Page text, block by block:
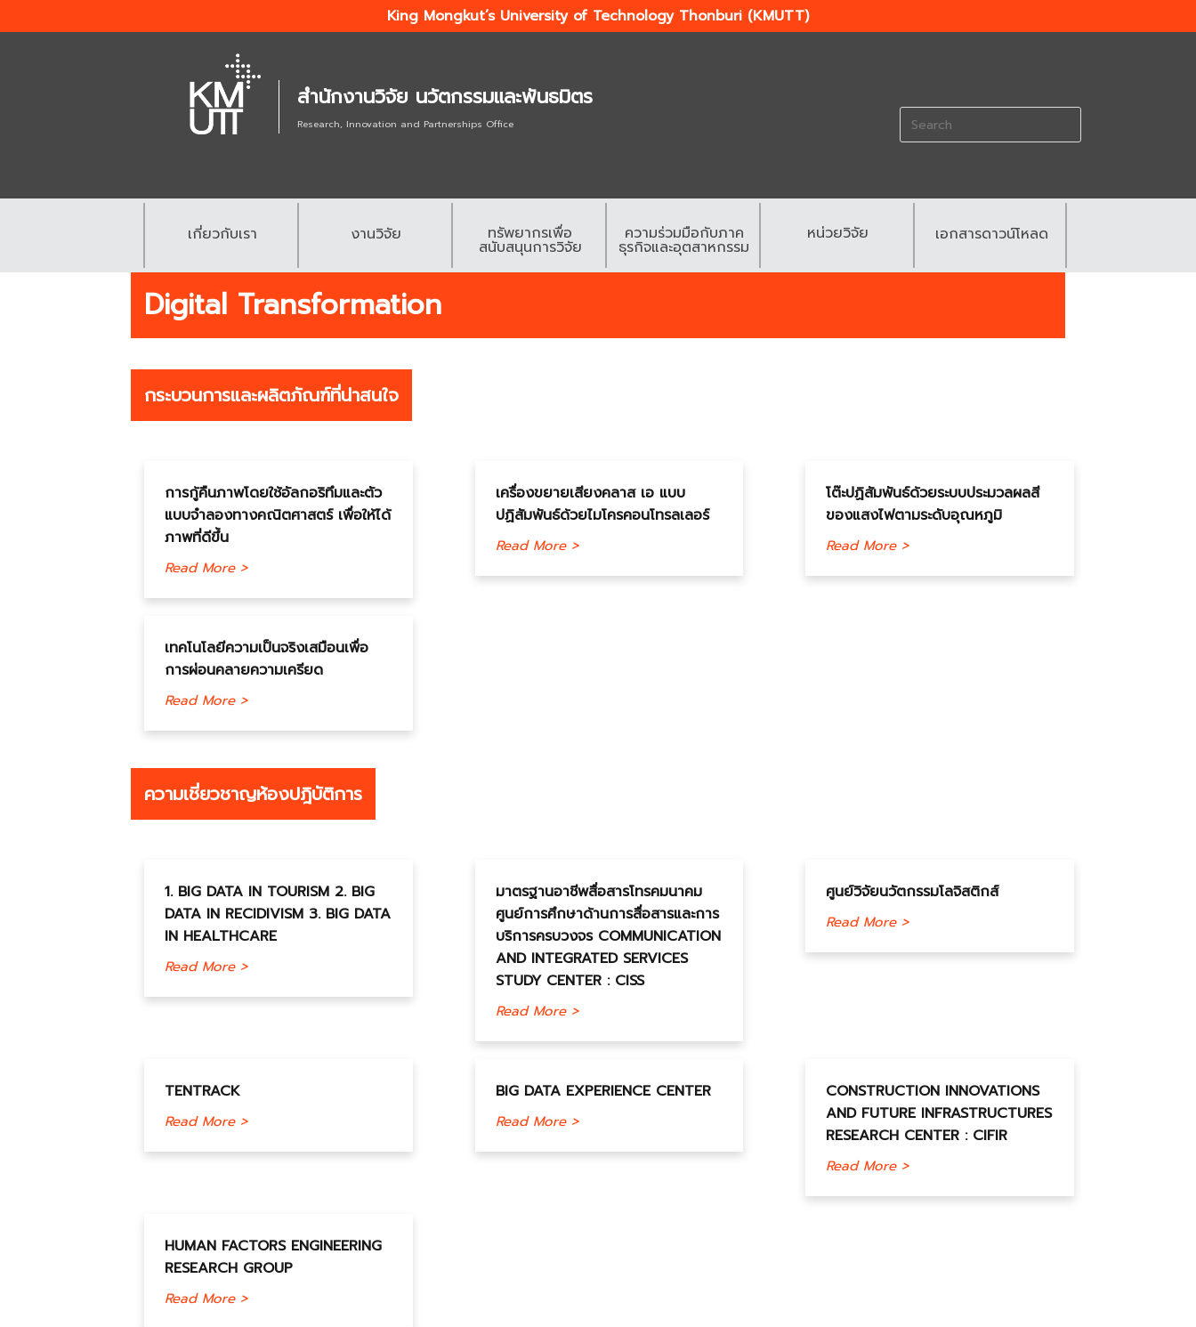
King Mongkut’s University of Technology Thonburi (KMUTT)
สำนักงานวิจัย นวัตกรรมและพันธมิตร
Research, Innovation and Partnerships Office
Search
for:
เกี่ยวกับเรา
งานวิจัย
ทรัพยากรเพื่อ
สนับสนุนการวิจัย
ความร่วมมือกับภาค
ธุรกิจและอุตสาหกรรม
หน่วยวิจัย เอกสารดาวน์โหลด
Digital Transformation
กระบวนการและผลิตภัณฑ์ที่น่าสนใจ
การกู้คืนภาพโดยใช้อัลกอริทึมและตัว
แบบจำลองทางคณิตศาสตร์ เพื่อให้ได้
ภาพที่ดีขึ้น
Read More >
เครื่องขยายเสียงคลาส เอ แบบ
ปฏิสัมพันธ์ด้วยไมโครคอนโทรลเลอร์
Read More >
โต๊ะปฏิสัมพันธ์ด้วยระบบประมวลผลสี
ของแสงไฟตามระดับอุณหภูมิ
Read More >
เทคโนโลยีความเป็นจริงเสมือนเพื่อ
การผ่อนคลายความเครียด
Read More >
ความเชี่ยวชาญห้องปฎิบัติการ
1. BIG DATA IN TOURISM 2. BIG
DATA IN RECIDIVISM 3. BIG DATA
IN HEALTHCARE
Read More >
มาตรฐานอาชีพสื่อสารโทรคมนาคม
ศูนย์การศึกษาด้านการสื่อสารและการ
บริการครบวงจร COMMUNICATION
AND INTEGRATED SERVICES
STUDY CENTER : CISS
Read More >
ศูนย์วิจัยนวัตกรรมโลจิสติกส์
Read More >
TENTRACK
Read More >
BIG DATA EXPERIENCE CENTER
Read More >
CONSTRUCTION INNOVATIONS
AND FUTURE INFRASTRUCTURES
RESEARCH CENTER : CIFIR
Read More >
HUMAN FACTORS ENGINEERING
RESEARCH GROUP
Read More >